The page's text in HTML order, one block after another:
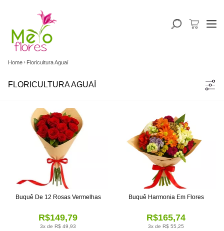
Home Floricultura Aguaí
FLORICULTURA AGUAÍ
3x de R$ 49,93
R$149,79
Buquê De 12 Rosas Vermelhas
3x de R$ 55,25
R$165,74
Buquê Harmonia Em Flores